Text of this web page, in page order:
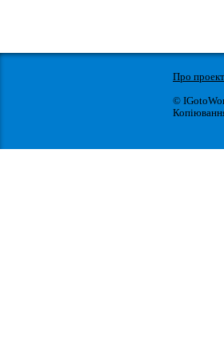
Про проект
©